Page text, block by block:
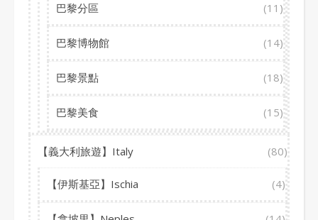
巴黎分區 (11)
巴黎博物館 (14)
巴黎景點 (18)
巴黎美食 (15)
【義大利旅遊】Italy (80)
【伊斯基亞】Ischia (4)